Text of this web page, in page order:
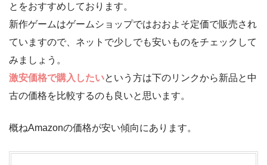
とをおすすめしております。
新作ゲームはゲームショップではおおよそ定価で販売され
ていますので、ネットで少しでも安いものをチェックして
みましょう。
激安価格で購入したいという方は下のリンクから新品と中
古の価格を比較するのも良いと思います。
概ねAmazonの価格が安い傾向にあります。